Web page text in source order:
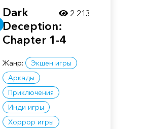
Dark
Deception:
Chapter 1-4
Жанр:
Экшен игры
Аркады
Приключения
Инди игры
Хоррор игры
2 213